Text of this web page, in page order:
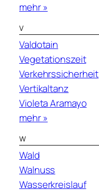
mehr »
V
Valdotain
Vegetationszeit
Verkehrssicherheit
Vertikaltanz
Violeta Aramayo
mehr »
W
Wald
Walnuss
Wasserkreislauf